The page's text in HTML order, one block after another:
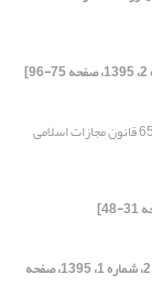
[دوره 2، شماره 1، 1395، صفحه